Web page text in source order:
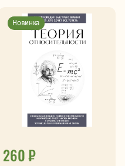
Новинка
260 ₽